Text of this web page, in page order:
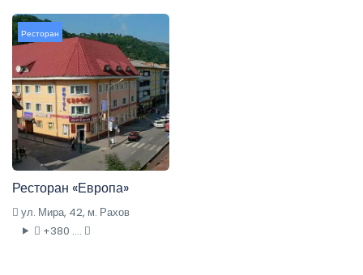
Ресторан
Ресторан «Европа»
ул. Мира, 42, м. Рахов
+380 ....